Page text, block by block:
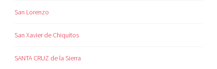
San Lorenzo
San Xavier de Chiquitos
SANTA CRUZ de la Sierra